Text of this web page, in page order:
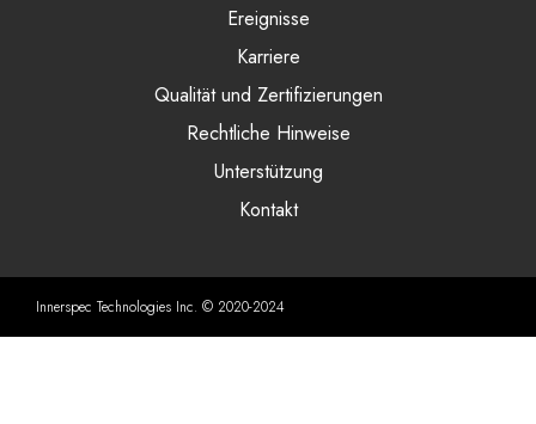
Ereignisse
Karriere
Qualität und Zertifizierungen
Rechtliche Hinweise
Unterstützung
Kontakt
Innerspec Technologies Inc. © 2020-2024